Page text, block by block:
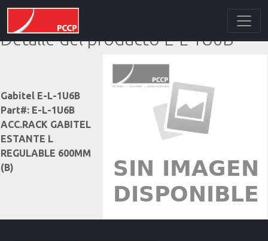
Detalle del producto E-L-1U6B
Gabitel E-L-1U6B
Part#: E-L-1U6B
ACC.RACK GABITEL
ESTANTE L
REGULABLE 600MM
(B)